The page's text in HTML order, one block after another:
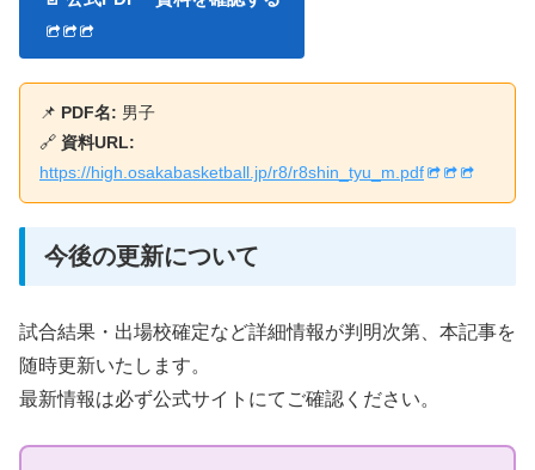
📌 PDF名: 男子
🔗 資料URL:
https://high.osakabasketball.jp/r8/r8shin_tyu_m.pdf
今後の更新について
試合結果・出場校確定など詳細情報が判明次第、本記事を
随時更新いたします。
最新情報は必ず公式サイトにてご確認ください。